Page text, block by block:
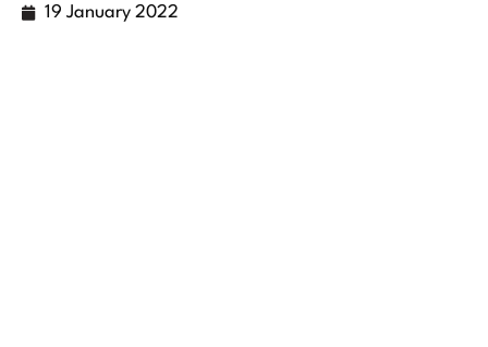
19 January 2022